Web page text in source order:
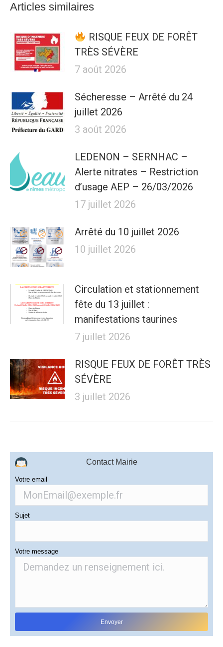
Articles similaires
RISQUE FEUX DE FORÊT
TRÈS SÉVÈRE
7 août 2026
Sécheresse – Arrêté du 24
juillet 2026
3 août 2026
LEDENON – SERNHAC –
Alerte nitrates – Restriction
d’usage AEP – 26/03/2026
17 juillet 2026
Arrêté du 10 juillet 2026
10 juillet 2026
Circulation et stationnement
fête du 13 juillet :
manifestations taurines
7 juillet 2026
RISQUE FEUX DE FORÊT TRÈS
SÉVÈRE
3 juillet 2026
Contact Mairie
Votre email
Sujet
Votre message